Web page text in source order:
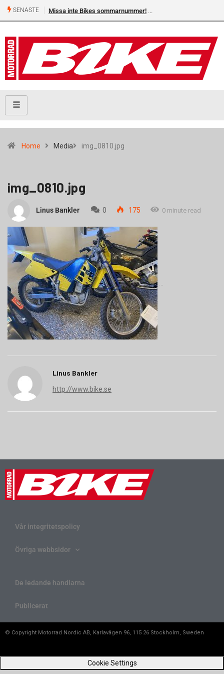
SENASTE Missa inte Bikes sommarnummer!
Home Media img_0810.jpg
img_0810.jpg
Linus Bankler 0 175 0 minute read
Linus Bankler
http://www.bike.se
Vår integritetspolicy
Övriga webbsidor
De ledande handlarna
Publicerat
© Copyright Motorrad Nordic AB, Karlavägen 96, 115 26 Stockholm, Sweden
Cookie Settings